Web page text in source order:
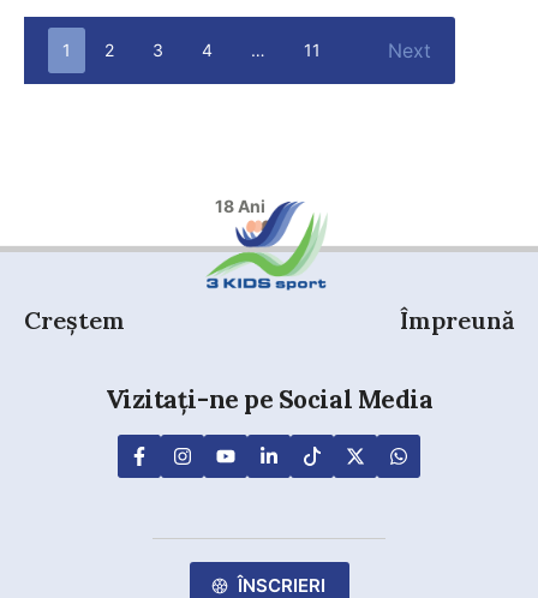
1 2 3 4 … 11 Next
18 Ani
Creștem Împreună
Vizitați-ne pe Social Media
ÎNSCRIERI